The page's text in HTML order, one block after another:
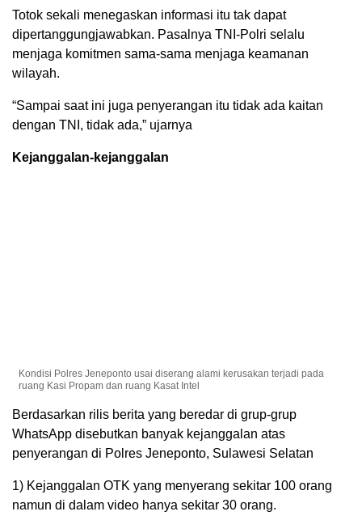
Totok sekali menegaskan informasi itu tak dapat
dipertanggungjawabkan. Pasalnya TNI-Polri selalu
menjaga komitmen sama-sama menjaga keamanan
wilayah.
“Sampai saat ini juga penyerangan itu tidak ada kaitan
dengan TNI, tidak ada,” ujarnya
Kejanggalan-kejanggalan
Kondisi Polres Jeneponto usai diserang alami kerusakan terjadi pada
ruang Kasi Propam dan ruang Kasat Intel
Berdasarkan rilis berita yang beredar di grup-grup
WhatsApp disebutkan banyak kejanggalan atas
penyerangan di Polres Jeneponto, Sulawesi Selatan
1) Kejanggalan OTK yang menyerang sekitar 100 orang
namun di dalam video hanya sekitar 30 orang.